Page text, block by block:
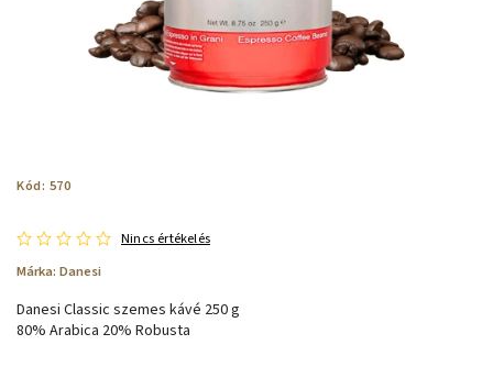
Kód: 570
Nincs értékelés
Márka: Danesi
Danesi Classic szemes kávé 250 g
80% Arabica 20% Robusta